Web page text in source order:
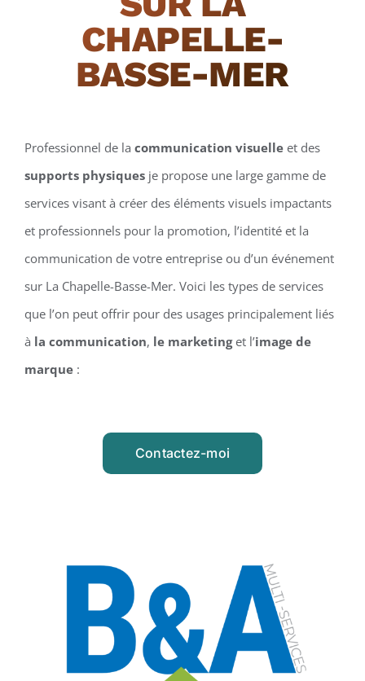
CHAPELLE-
BASSE-MER
Professionnel de la communication visuelleet des
supports physiquesje propose une large gamme de
services visant à créer des éléments visuels impactants
et professionnels pour la promotion, l’identité et la
communication de votre entreprise ou d’un événement
sur La Chapelle-Basse-Mer. Voici les types de services
que l’on peut offrir pour des usages principalement liés
à la communication, le marketinget l’image de
marque:
Contactez-moi